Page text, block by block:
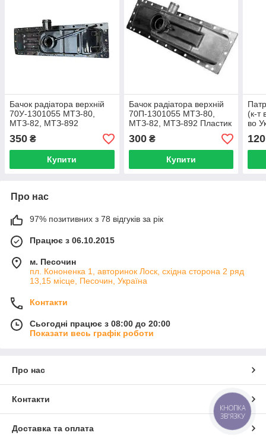
Бачок радіатора верхній
70У-1301055 МТЗ-80,
МТЗ-82, МТЗ-892
350 ₴
Купити
Бачок радіатора верхній
70П-1301055 МТЗ-80,
МТЗ-82, МТЗ-892 Пластик
300₴
Купити
(к-т
во
120
Про нас
97% позитивних з 78 відгуків за рік
Працює з 06.10.2015
м. Песочин
пл. Кононенка 1, авторинок Лоск, східна сторона 2 ряд
13,15 місце, Песочин, Україна
Контакти
Сьогодні працює з 08:00 до 20:00
Показати весь графік роботи
Про нас
Контакти
Доставка та оплата
КНОПКА
ЗВ'ЯЗКУ